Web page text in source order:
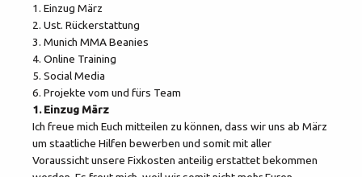
1. Einzug März
2. Ust. Rückerstattung
3. Munich MMA Beanies
4. Online Training
5. Social Media
6. Projekte vom und fürs Team
1. Einzug März
Ich freue mich Euch mitteilen zu können, dass wir uns ab März
um staatliche Hilfen bewerben und somit mit aller
Voraussicht unsere Fixkosten anteilig erstattet bekommen